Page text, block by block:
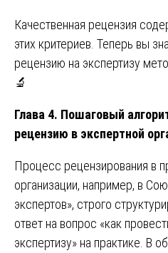
Качественная рецензия
этих критериев. Теперь вы
рецензию на экспертизу
🔬
Глава 4. Пошаговый
рецензию в экспертной
Процесс рецензирования в
организации, например, в
экспертов», строго
ответ на вопрос «как
экспертизу» на практике. В